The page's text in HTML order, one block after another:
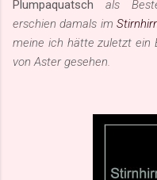
Plumpaquatsch als
erschien damals im
meine ich hätte zuletzt ein
von Aster gesehen.